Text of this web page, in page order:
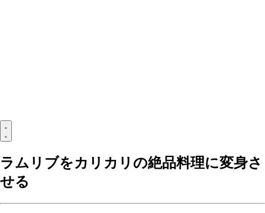
ラムリブをカリカリの絶品料理に変身さ
せる